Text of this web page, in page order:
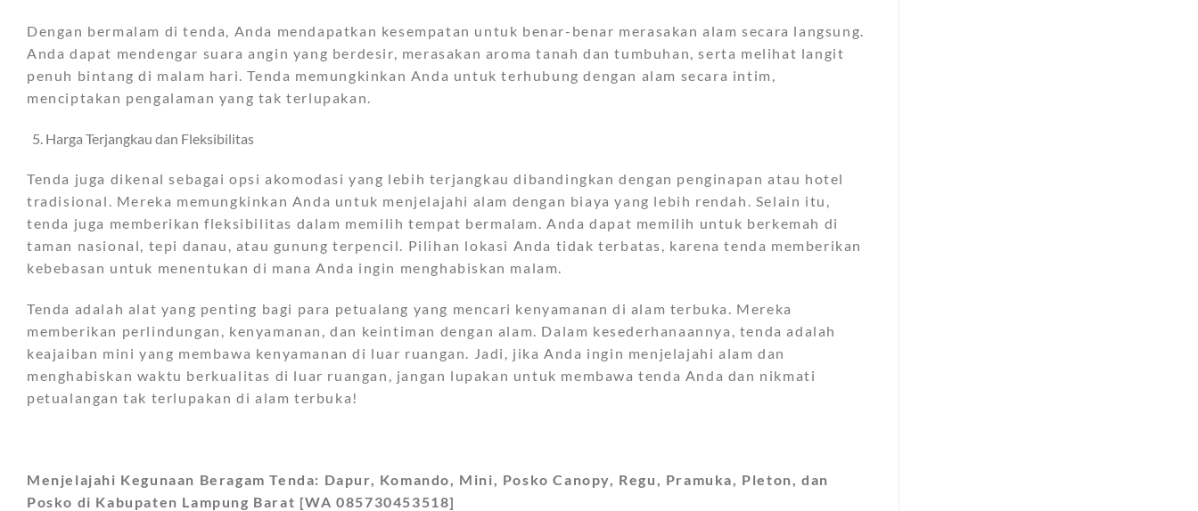
Dengan bermalam di tenda, Anda mendapatkan kesempatan untuk benar-benar merasakan alam secara langsung.
Anda dapat mendengar suara angin yang berdesir, merasakan aroma tanah dan tumbuhan, serta melihat langit
penuh bintang di malam hari. Tenda memungkinkan Anda untuk terhubung dengan alam secara intim,
menciptakan pengalaman yang tak terlupakan.
Harga Terjangkau dan Fleksibilitas
Tenda juga dikenal sebagai opsi akomodasi yang lebih terjangkau dibandingkan dengan penginapan atau hotel
tradisional. Mereka memungkinkan Anda untuk menjelajahi alam dengan biaya yang lebih rendah. Selain itu,
tenda juga memberikan fleksibilitas dalam memilih tempat bermalam. Anda dapat memilih untuk berkemah di
taman nasional, tepi danau, atau gunung terpencil. Pilihan lokasi Anda tidak terbatas, karena tenda memberikan
kebebasan untuk menentukan di mana Anda ingin menghabiskan malam.
Tenda adalah alat yang penting bagi para petualang yang mencari kenyamanan di alam terbuka. Mereka
memberikan perlindungan, kenyamanan, dan keintiman dengan alam. Dalam kesederhanaannya, tenda adalah
keajaiban mini yang membawa kenyamanan di luar ruangan. Jadi, jika Anda ingin menjelajahi alam dan
menghabiskan waktu berkualitas di luar ruangan, jangan lupakan untuk membawa tenda Anda dan nikmati
petualangan tak terlupakan di alam terbuka!
Menjelajahi Kegunaan Beragam Tenda: Dapur, Komando, Mini, Posko Canopy, Regu, Pramuka, Pleton, dan
Posko di Kabupaten Lampung Barat [WA 085730453518]